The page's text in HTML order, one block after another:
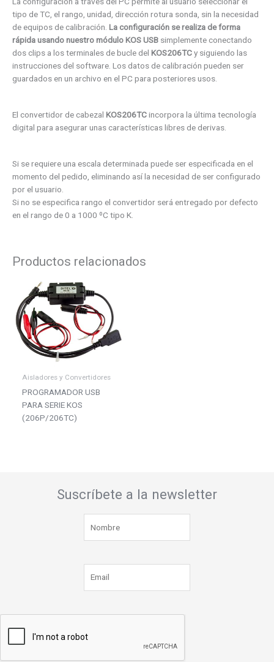
tipo de TC, el rango, unidad, dirección rotura sonda, sin la necesidad
de equipos de calibración. La configuración se realiza de forma
rápida usando nuestro módulo KOS USB simplemente conectando
dos clips a los terminales de bucle del KOS206TCy siguiendo las
instrucciones del software. Los datos de calibración pueden ser
guardados en un archivo en el PC para posteriores usos.
El convertidor de cabezal KOS206TCincorpora la última tecnología
digital para asegurar unas características libres de derivas.
Si se requiere una escala determinada puede ser especificada en el
momento del pedido, eliminando así la necesidad de ser configurado
por el usuario.
Si no se especifica rango el convertidor será entregado por defecto
en el rango de 0 a 1000 ºC tipo K.
Productos relacionados
Aisladores y Convertidores
PROGRAMADOR USB
PARA SERIE KOS
(206P/206TC)
Suscríbete a la newsletter